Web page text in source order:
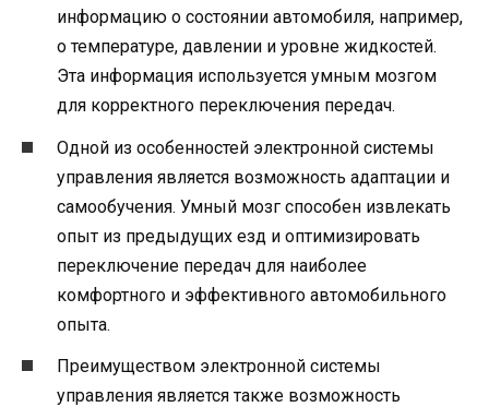
информацию о состоянии автомобиля, например,
о температуре, давлении и уровне жидкостей.
Эта информация используется умным мозгом
для корректного переключения передач.
Одной из особенностей электронной системы
управления является возможность адаптации и
самообучения. Умный мозг способен извлекать
опыт из предыдущих езд и оптимизировать
переключение передач для наиболее
комфортного и эффективного автомобильного
опыта.
Преимуществом электронной системы
управления является также возможность